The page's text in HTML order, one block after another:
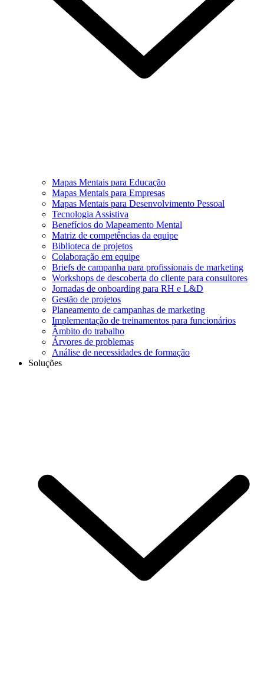
Mapas Mentais para Educação
Mapas Mentais para Empresas
Mapas Mentais para Desenvolvimento Pessoal
Tecnologia Assistiva
Benefícios do Mapeamento Mental
Matriz de competências da equipe
Biblioteca de projetos
Colaboração em equipe
Briefs de campanha para profissionais de marketing
Workshops de descoberta do cliente para consultores
Jornadas de onboarding para RH e L&D
Gestão de projetos
Planeamento de campanhas de marketing
Implementação de treinamentos para funcionários
Âmbito do trabalho
Árvores de problemas
Análise de necessidades de formação
Soluções